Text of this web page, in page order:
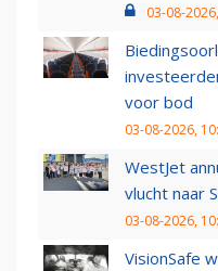
03-08-
voor bod
03-08-2026,
WestJet
vlucht naar
03-08-2026,
VisionSafe